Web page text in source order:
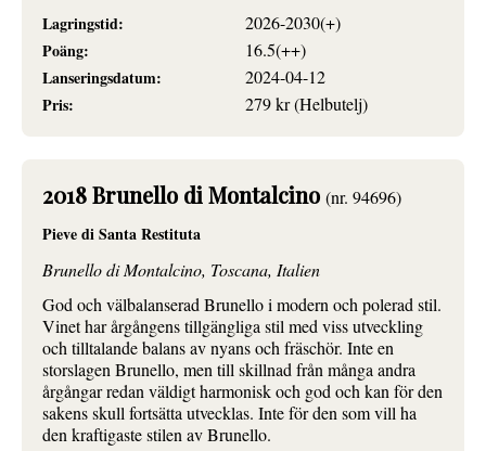
Lagringstid:
2026-2030(+)
Poäng:
16.5(++)
Lanseringsdatum:
2024-04-12
Pris:
279 kr (Helbutelj)
2018 Brunello di Montalcino (nr. 94696)
Pieve di Santa Restituta
Brunello di Montalcino, Toscana, Italien
God och välbalanserad Brunello i modern och polerad stil.
Vinet har årgångens tillgängliga stil med viss utveckling
och tilltalande balans av nyans och fräschör. Inte en
storslagen Brunello, men till skillnad från många andra
årgångar redan väldigt harmonisk och god och kan för den
sakens skull fortsätta utvecklas. Inte för den som vill ha
den kraftigaste stilen av Brunello.